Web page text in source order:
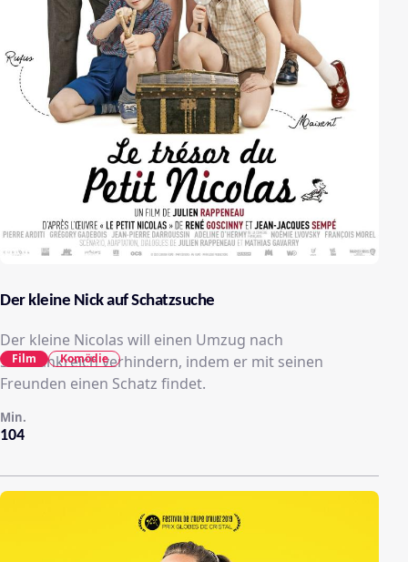
Der kleine Nick auf Schatzsuche
Der kleine Nicolas will einen Umzug nach
Südfrankreich verhindern, indem er mit seinen
Freunden einen Schatz findet.
104
Min.
Film Komödie